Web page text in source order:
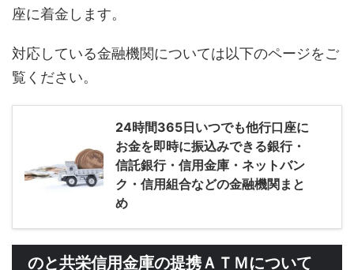
座に着金します。
対応している金融機関については以下のページをご
覧ください。
24時間365日いつでも他行口座に
お金を即時に振込みできる銀行・
信託銀行・信用金庫・ネットバン
ク・信用組合などの金融機関まと
め
のと共栄信用金庫の提携ＡＴＭについて